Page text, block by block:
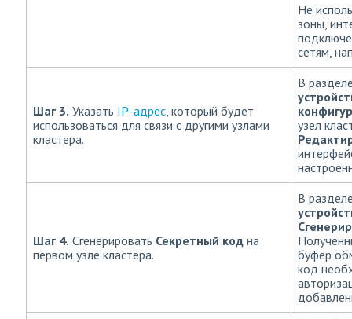
Не
зоны,
сетям,
Шаг 3. Указать IP-адрес, который будет
использоваться для связи с другими узлами
кластера.
В
узел
Шаг 4. Сгенерировать Секретный код на
первом узле кластера.
В
буфер
код